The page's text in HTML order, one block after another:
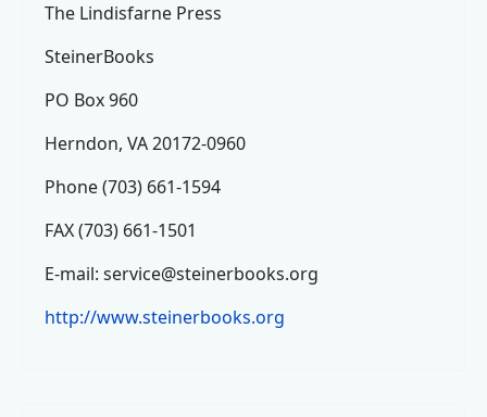
The Lindisfarne Press
SteinerBooks
PO Box 960
Herndon, VA 20172-0960
Phone (703) 661-1594
FAX (703) 661-1501
E-mail: service@steinerbooks.org
http://www.steinerbooks.org